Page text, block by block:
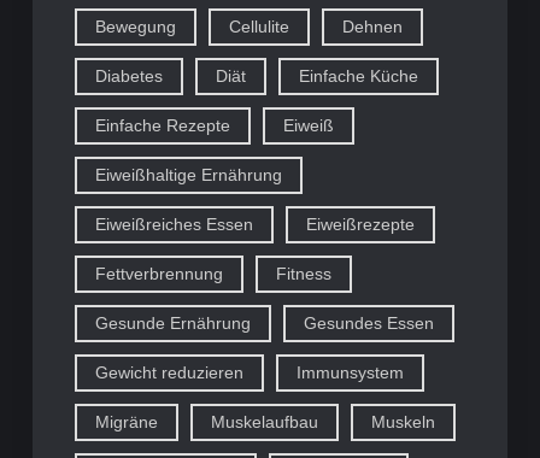
Bewegung Cellulite Dehnen
Diabetes Diät Einfache Küche
Einfache Rezepte Eiweiß
Eiweißhaltige Ernährung
Eiweißreiches Essen Eiweißrezepte
Fettverbrennung Fitness
Gesunde Ernährung Gesundes Essen
Gewicht reduzieren Immunsystem
Migräne Muskelaufbau Muskeln